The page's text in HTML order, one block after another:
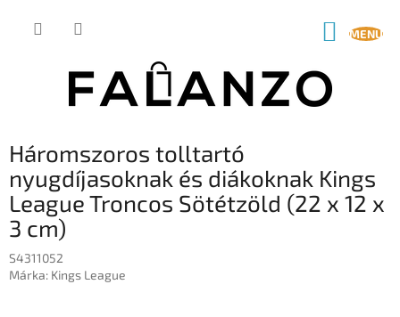
KOSÁR
Háromszoros tolltartó
nyugdíjasoknak és diákoknak Kings
League Troncos Sötétzöld (22 x 12 x
3 cm)
S4311052
Márka: Kings League